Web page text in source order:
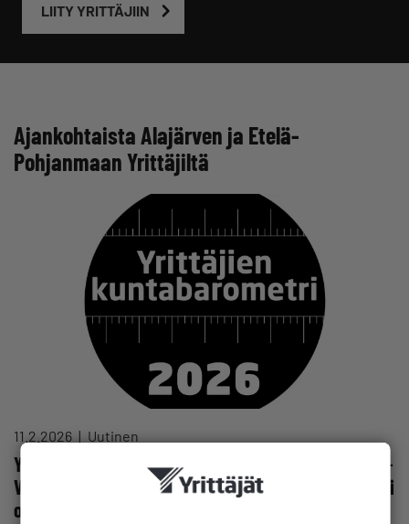
LIITY YRITTÄJIIN
Ajankohtaista Alajärven ja Etelä-
Pohjanmaan Yrittäjiltä
11.2.2026 Uutinen
Yrittäjä, millaista kotipaikkakunnallasi on yrittää? −
Vastaa kuntabarometriin ja kerro, miten kotikuntasi
on onnistunut yrittäjyyden edistämisessä